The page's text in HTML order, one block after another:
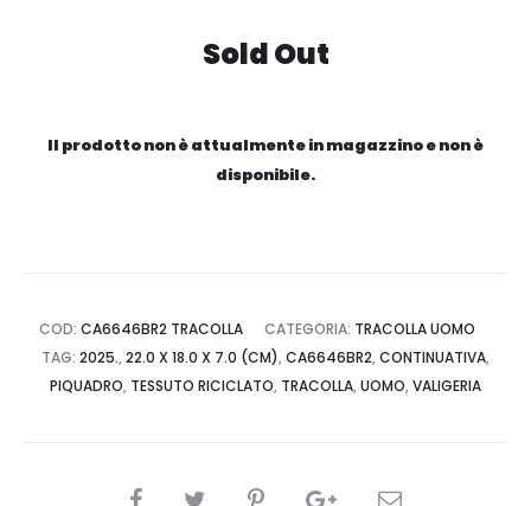
Sold Out
Il prodotto non è attualmente in magazzino e non è
disponibile.
COD: CA6646BR2 TRACOLLA CATEGORIA: TRACOLLA UOMO
TAG: 2025., 22.0 X 18.0 X 7.0 (CM), CA6646BR2, CONTINUATIVA,
PIQUADRO, TESSUTO RICICLATO, TRACOLLA, UOMO, VALIGERIA
CONDIVIDI